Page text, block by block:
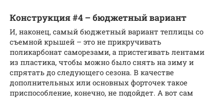
Конструкция #4 – бюджетный вариант
И, наконец, самый бюджетный вариант теплицы со
съемной крышей – это не прикручивать
поликарбонат саморезами, а пристегивать лентами
из пластика, чтобы можно было снять на зиму и
спрятать до следующего сезона. В качестве
дополнительных или основных форточек такое
приспособление, конечно, не подойдет. А вот сам